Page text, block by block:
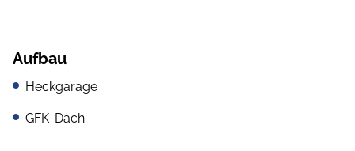
Aufbau
Heckgarage
GFK-Dach